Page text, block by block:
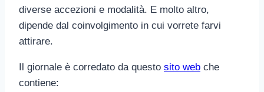
diverse accezioni e modalità. E molto altro,
dipende dal coinvolgimento in cui vorrete farvi
attirare.
Il giornale è corredato da questo sito web che
contiene: